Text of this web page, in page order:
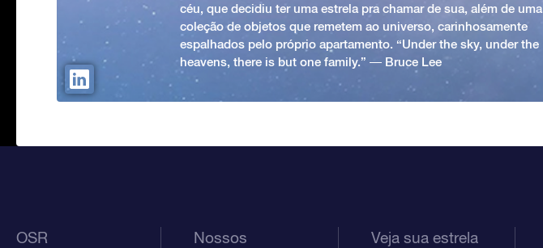
céu, que decidiu ter uma estrela pra chamar de sua, além de uma
coleção de objetos que remetem ao universo, carinhosamente
espalhados pelo próprio apartamento. “Under the sky, under the
heavens, there is but one family.” ― Bruce Lee
OSR
Nossos
Veja sua estrela